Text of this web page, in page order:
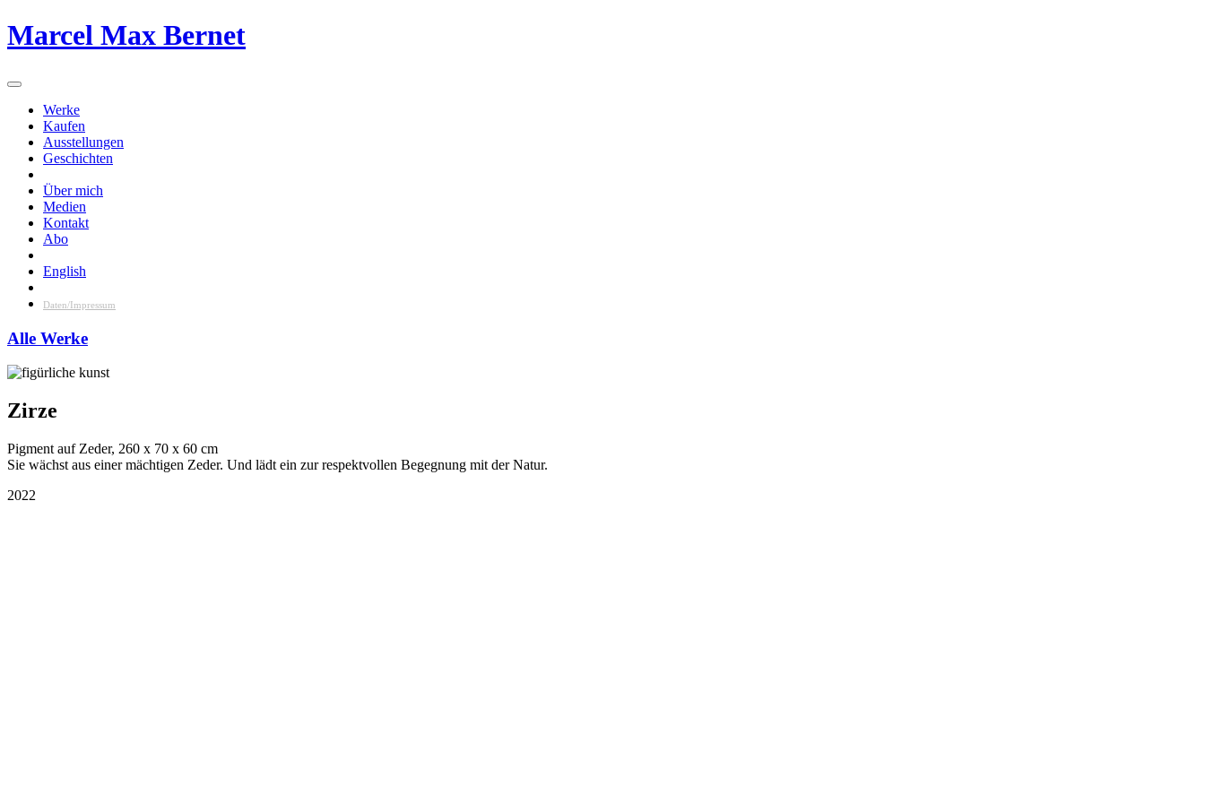
Skip
to
Marcel Max Bernet
Werke
Kaufen
Ausstellungen
Geschichten
Über mich
Medien
Kontakt
Abo
English
Daten/Impressum
Alle Werke
Zirze
Pigment auf Zeder, 260 x 70 x 60 cm
Sie wächst aus einer mächtigen Zeder. Und lädt ein zur respektvollen Begegnung mit der Natur.
2022